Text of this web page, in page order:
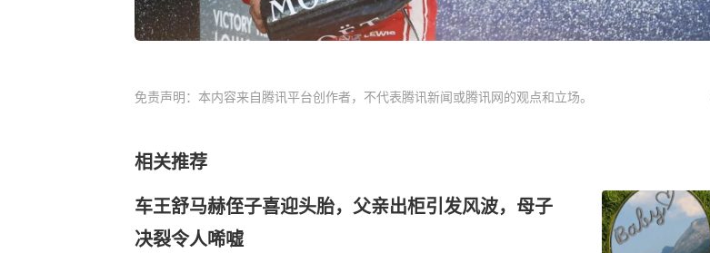
免责声明：本内容来自腾讯平台创作者，不代表腾讯新闻或腾讯网的观点和立场。
相关推荐
车王舒马赫侄子喜迎头胎，父亲出柜引发风波，母子
决裂令人唏嘘